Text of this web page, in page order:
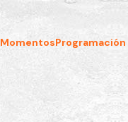
MomentosProgramación